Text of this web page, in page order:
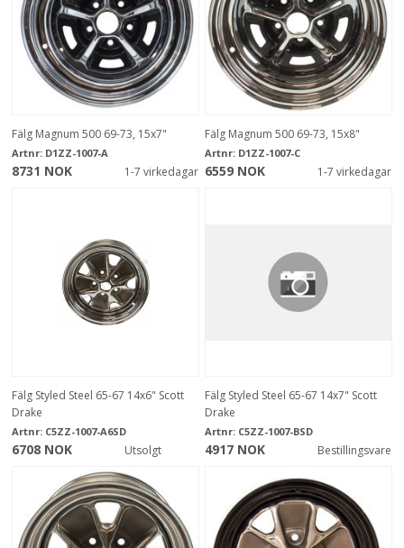
Fälg Magnum 500 69-73, 15x7"
Artnr: D1ZZ-1007-A
8731 NOK 1-7 virkedagar
Fälg Magnum 500 69-73, 15x8"
Artnr: D1ZZ-1007-C
6559 NOK 1-7 virkedagar
Fälg Styled Steel 65-67 14x6" Scott
Drake
Artnr: C5ZZ-1007-A6SD
6708 NOK Utsolgt
Fälg Styled Steel 65-67 14x7" Scott
Drake
Artnr: C5ZZ-1007-BSD
4917 NOK Bestillingsvare